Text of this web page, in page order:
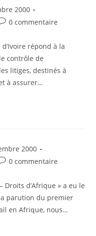
2000
0 commentaire
répond à la
contrôle de
litiges, destinés à
à assurer…
2000
0 commentaire
Droits d’Afrique » a eu le
parution du premier
en Afrique, nous…